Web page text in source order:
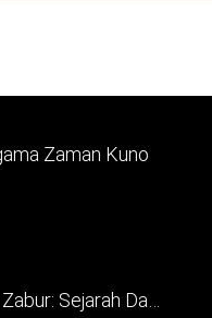
Zaman Kuno
Sejarah Da…